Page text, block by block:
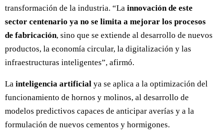
transformación de la industria. “La innovación de este
sector centenario ya no se limita a mejorar los procesos
de fabricación, sino que se extiende al desarrollo de nuevos
productos, la economía circular, la digitalización y las
infraestructuras inteligentes”, afirmó.
La inteligencia artificial ya se aplica a la optimización del
funcionamiento de hornos y molinos, al desarrollo de
modelos predictivos capaces de anticipar averías y a la
formulación de nuevos cementos y hormigones.